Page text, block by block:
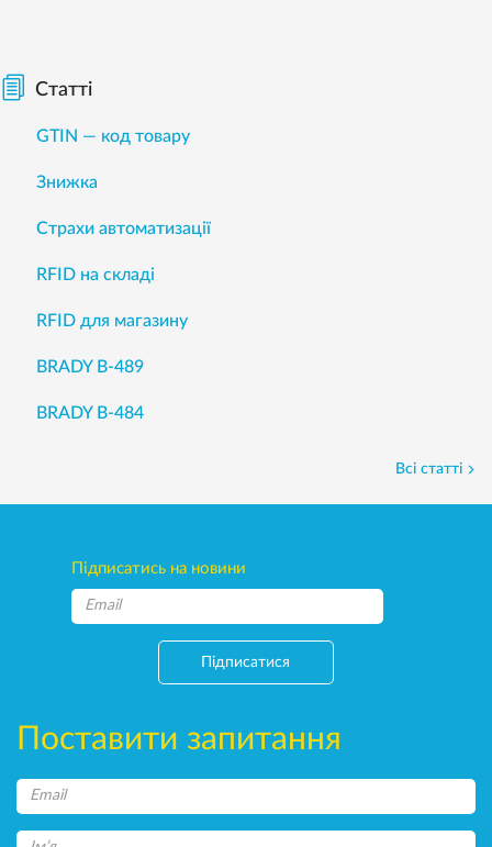
Статті
GTIN — код товару
Знижка
Страхи автоматизації
RFID на складі
RFID для магазину
BRADY B-489
BRADY B-484
Всі статті
Підписатись на новини
Підписатися
Поставити запитання